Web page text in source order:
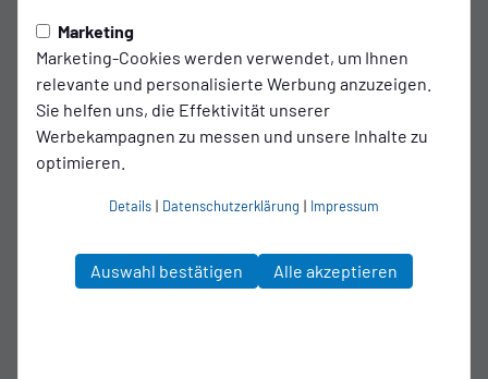
Marketing
Marketing-Cookies werden verwendet, um Ihnen
relevante und personalisierte Werbung anzuzeigen.
Sie helfen uns, die Effektivität unserer
Werbekampagnen zu messen und unsere Inhalte zu
optimieren.
Details | Datenschutzerklärung | Impressum
Auswahl bestätigen Alle akzeptieren